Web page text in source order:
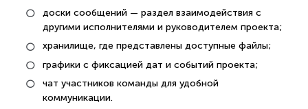
доски сообщений — раздел взаимодействия с
другими исполнителями и руководителем проекта;
хранилище, где представлены доступные файлы;
графики с фиксацией дат и событий проекта;
чат участников команды для удобной
коммуникации.